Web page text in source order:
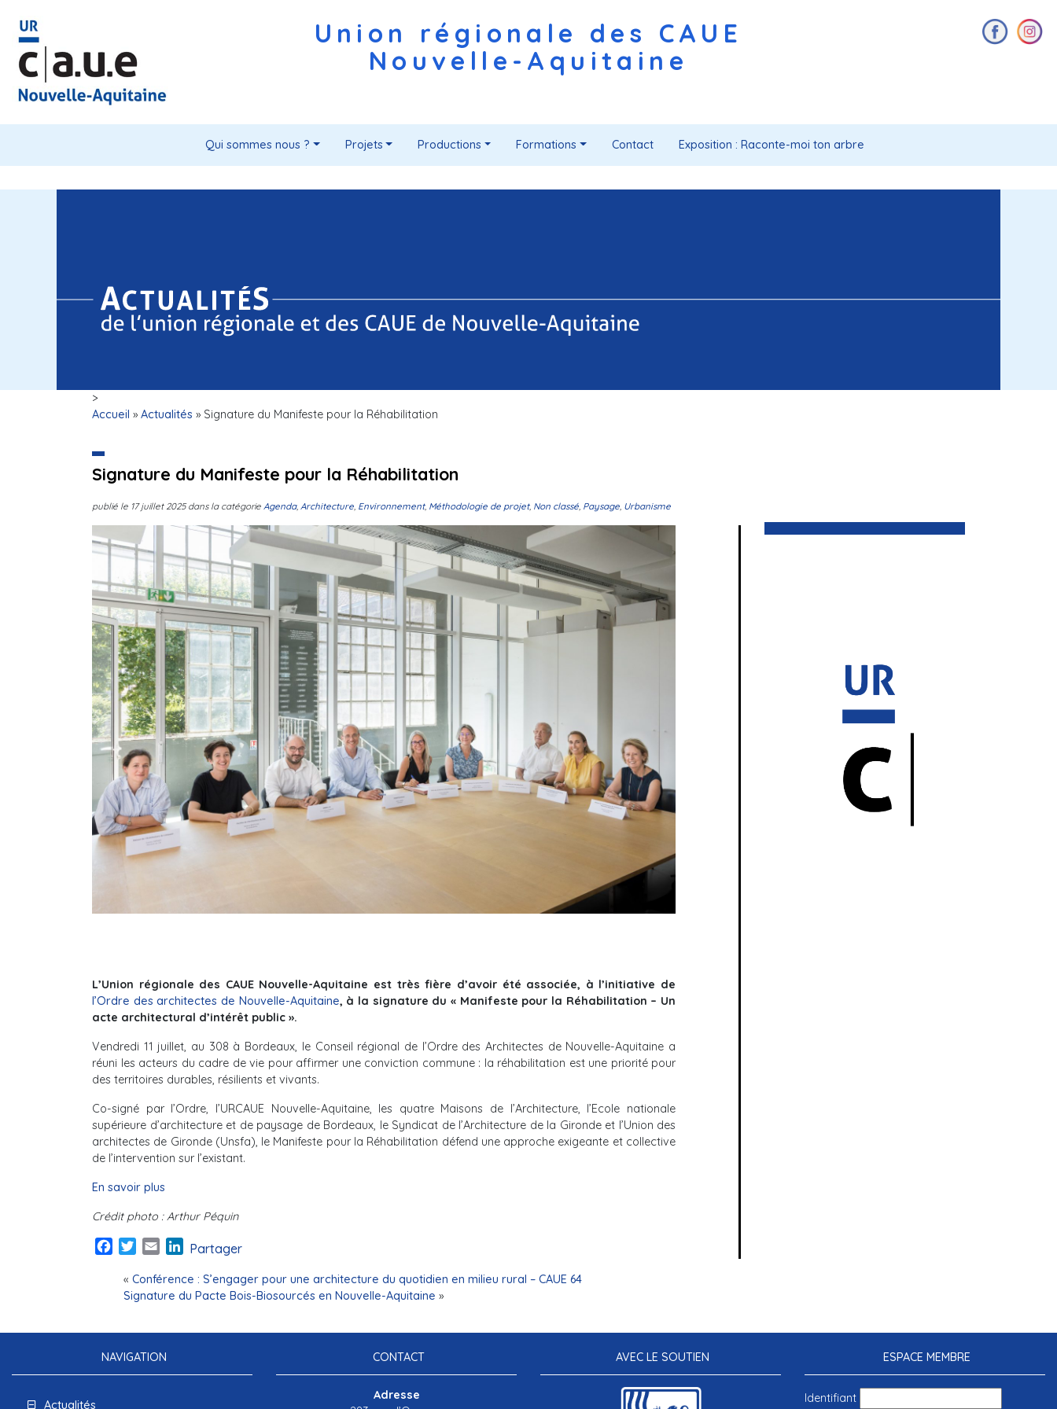
Union régionale des CAUE
Nouvelle-Aquitaine
Qui sommes nous ? Projets Productions Formations Contact Exposition : Raconte-moi ton arbre
>
Accueil » Actualités » Signature du Manifeste pour la Réhabilitation
Signature du Manifeste pour la Réhabilitation
publié le 17 juillet 2025dans la catégorie Agenda, Architecture Environnement, Méthodologie de projet, Non classé Paysage Urbanisme
L’Union régionale des CAUE Nouvelle-Aquitaine est très fière d’avoir été associée, à l’initiative de
l’Ordre des architectes de Nouvelle-Aquitaine, à la signature du « Manifeste pour la Réhabilitation – Un
acte architectural d’intérêt public ».
Vendredi 11 juillet, au 308 à Bordeaux, le Conseil régional de l’Ordre des Architectes de Nouvelle-Aquitaine a
réuni les acteurs du cadre de vie pour affirmer une conviction commune : la réhabilitation est une priorité pour
des territoires durables, résilients et vivants.
Co-signé par l’Ordre, l’URCAUE Nouvelle-Aquitaine, les quatre Maisons de l’Architecture, l’Ecole nationale
supérieure d’architecture et de paysage de Bordeaux, le Syndicat de l’Architecture de la Gironde et l’Union des
architectes de Gironde (Unsfa), le Manifeste pour la Réhabilitation défend une approche exigeante et collective
de l’intervention sur l’existant.
En savoir plus
Crédit photo : Arthur Péquin
Facebook
TwitterEmail LinkedIn
Partager
« Conférence : S’engager pour une architecture du quotidien en milieu rural – CAUE 64
Signature du Pacte Bois-Biosourcés en Nouvelle-Aquitaine »
NAVIGATION
Actualités
CONTACT
Adresse
AVEC LE SOUTIEN ESPACE MEMBRE
Identifiant